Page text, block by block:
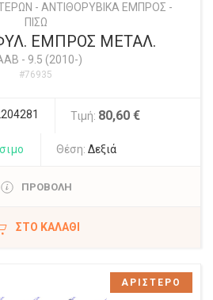
- ΑΝΤΙΘΟΡΥΒΙΚΑ ΕΜΠΡΟΣ -
ΠΙΣΩ
ΕΜΠΡΟΣ ΜΕΤΑΛ.
- 9.5 (2010-)
#76935
Τιμή: 80,60 €
Θέση: Δεξιά
ΠΡΟΒΟΛΗ
ΣΤΟ ΚΑΛΆΘΙ
ΑΡΙΣΤΕΡΟ